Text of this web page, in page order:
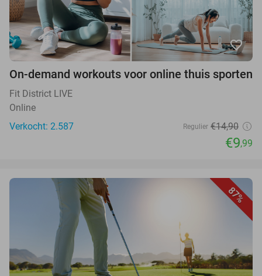
favorite_border
On-demand workouts voor online thuis sporten
Fit District LIVE
Online
Verkocht: 2.587
Regulier €14,90
€9,99
87%